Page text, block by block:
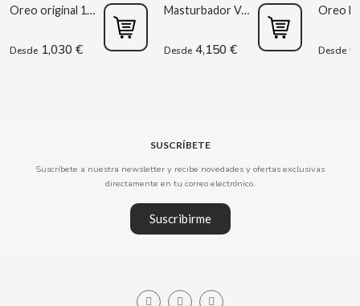
COVAP
CRUSHIOUS
Oreo original 176g
Desde 1,030 €
Masturbador Vagina Estela Galáctica
Desde 4,150 € Desde
SUSCRÍBETE
Suscríbete a nuestra newsletter y recibe novedades y ofertas exclusivas
directamente en tu correo electrónico.
Suscribirme